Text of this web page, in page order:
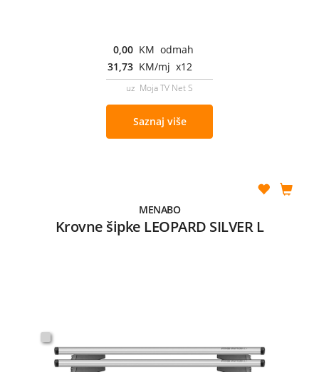
0,00 KM odmah
31,73 KM/mj x12
uz Moja TV Net S
Saznaj više
MENABO
Krovne šipke LEOPARD SILVER L